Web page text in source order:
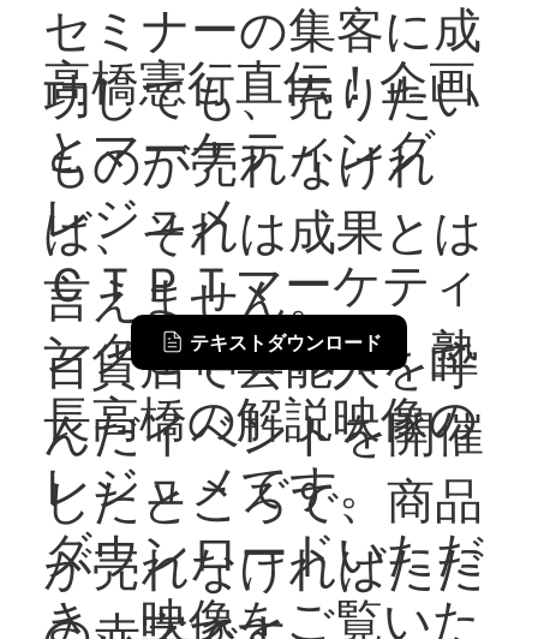
セミナーの集客に成
功しても、売りたい
ものが売れなけれ
ば、それは成果とは
言えません。
百貨店で芸能人を呼
んだイベントを開催
したところで、商品
が売れなければただ
高橋憲行直伝！企画
とマーケティング
レジュメ
ＣＴＰＴマーケティ
ングと個客戦略 塾
長高橋の解説映像の
レジュメです。
ダウンロードいただ
き、映像をご覧いた
テキストダウンロード